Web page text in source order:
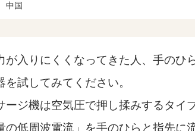
中国
入りにくくなってきた人、手のひ
試してみてください。
ジ機は空気圧で押し揉みするタイ
の低周波電流」を手のひらと指先に